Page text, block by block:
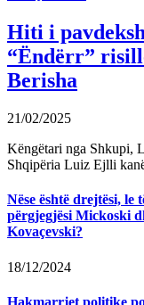
Hiti i
“Ëndërr”
Berisha
21/02/2025
Këngëtari nga Shkupi,
Shqipëria Luiz Ejlli
Nëse është drejtësi, le
përgjegjësi Mickoski
Kovaçevski?
18/12/2024
Hakmarrjet politike